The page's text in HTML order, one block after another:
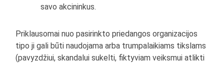
savo akcininkus.
Priklausomai nuo pasirinkto priedangos organizacijos
tipo ji gali būti naudojama arba trumpalaikiams tikslams
(pavyzdžiui, skandalui sukelti, fiktyviam veiksmui atlikti